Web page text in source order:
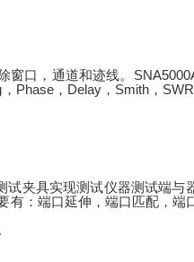
窗口，通道和迹线。
， Phase， Delay， Smith， SWR
试夹具实现测试仪器测试端与
有：端口延伸，端口匹配，端